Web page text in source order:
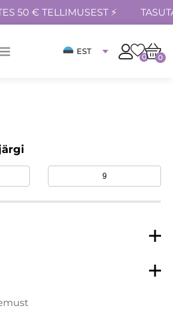
50 € TELLIMUSEST ⚡
EST
0 0